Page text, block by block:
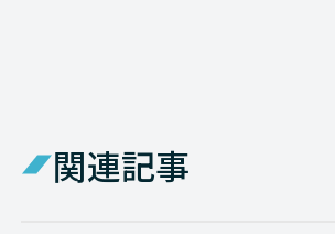
関連記事